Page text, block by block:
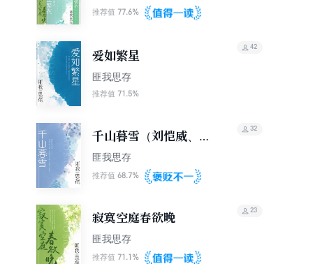
推荐值 77.6%
爱如繁星
匪我思存
推荐值 71.5%
42
千山暮雪（刘恺威、颖
儿主演）
匪我思存
推荐值 68.7%
32
寂寞空庭春欲晚
匪我思存
推荐值 71.1%
23